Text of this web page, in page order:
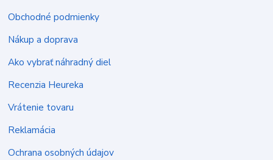
Obchodné podmienky
Nákup a doprava
Ako vybrať náhradný diel
Recenzia Heureka
Vrátenie tovaru
Reklamácia
Ochrana osobných údajov